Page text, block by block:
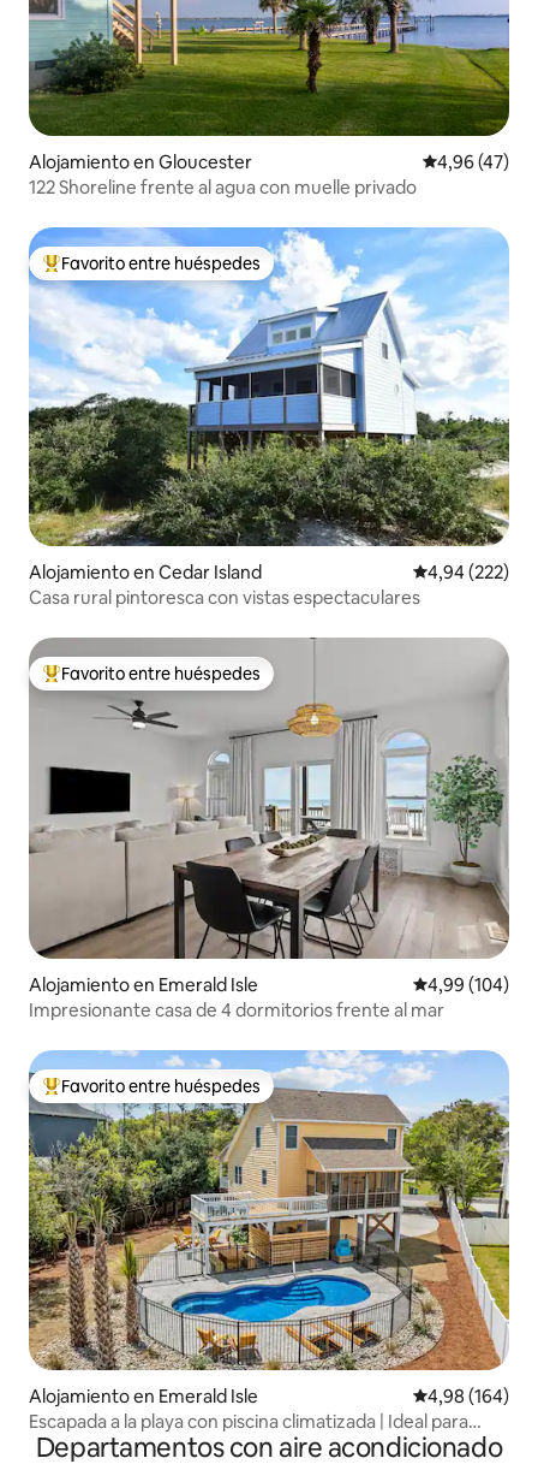
Alojamiento en Gloucester Calificación
4,96 (47)
122 Shoreline frente al agua con muelle privado
Favorito entre los huéspedes más destacados
Favorito entre huéspedes
Alojamiento en Cedar Island Calificación
4,94 (222)
Casa rural pintoresca con vistas espectaculares
Favorito entre los huéspedes más destacados
Favorito entre huéspedes
Alojamiento en Emerald Isle Calificación
4,99 (104)
Impresionante casa de 4 dormitorios frente al mar
Favorito entre los huéspedes más destacados
Favorito entre huéspedes
Alojamiento en Emerald Isle Calificación
4,98 (164)
Escapada a la playa con piscina climatizada | Ideal para
familias
Departamentos con aire acondicionado